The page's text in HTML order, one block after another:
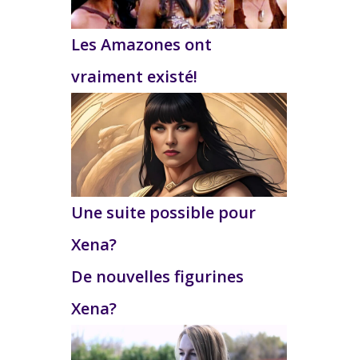
Les Amazones ont
vraiment existé!
Une suite possible pour
Xena?
De nouvelles figurines
Xena?